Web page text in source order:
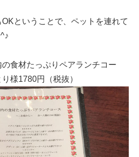
ということで、ペットを連れて
食材たっぷりペアランチコー
様1780円（税抜）